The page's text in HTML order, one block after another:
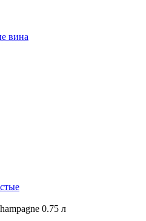
вина
0.75 л